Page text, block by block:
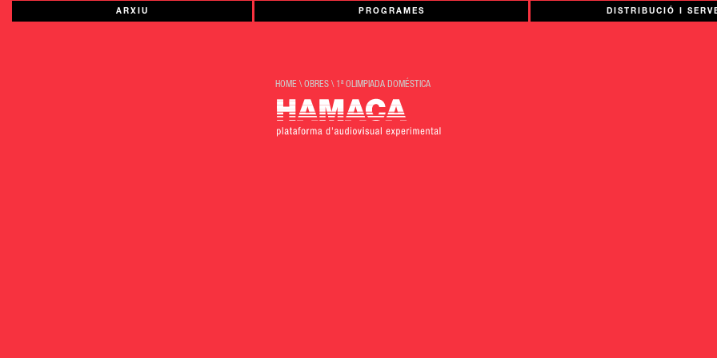
ARXIU PROGRAMES DISTRIBUCIÓ I
HOME\OBRES\ 1ª OLIMPIADA DOMÉSTICA